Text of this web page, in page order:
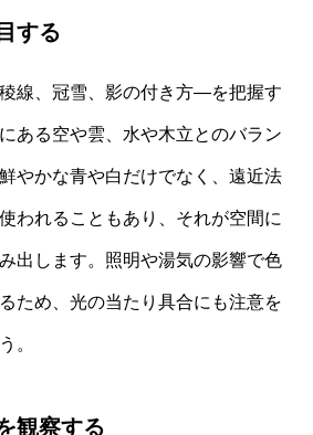
する
線、冠雪、影の付き方―を把握す
ある空や雲、水や木立とのバラン
やかな青や白だけでなく、遠近法
われることもあり、それが空間に
出します。照明や湯気の影響で色
ため、光の当たり具合にも注意を
。
観察する